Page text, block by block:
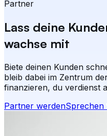
Partner
Lass deine
wachse mit
Biete deinen Kunden
bleib dabei im Zentrum
finanzieren, du verdienst
Partner werdenSprechen